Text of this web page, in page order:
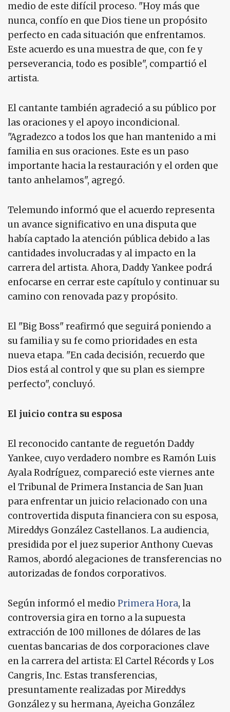
medio de este difícil proceso. "Hoy más que
nunca, confío en que Dios tiene un propósito
perfecto en cada situación que enfrentamos.
Este acuerdo es una muestra de que, con fe y
perseverancia, todo es posible", compartió el
artista.
El cantante también agradeció a su público por
las oraciones y el apoyo incondicional.
"Agradezco a todos los que han mantenido a mi
familia en sus oraciones. Este es un paso
importante hacia la restauración y el orden que
tanto anhelamos", agregó.
Telemundo informó que el acuerdo representa
un avance significativo en una disputa que
había captado la atención pública debido a las
cantidades involucradas y al impacto en la
carrera del artista. Ahora, Daddy Yankee podrá
enfocarse en cerrar este capítulo y continuar su
camino con renovada paz y propósito.
El "Big Boss" reafirmó que seguirá poniendo a
su familia y su fe como prioridades en esta
nueva etapa. "En cada decisión, recuerdo que
Dios está al control y que su plan es siempre
perfecto", concluyó.
El juicio contra su esposa
El reconocido cantante de reguetón Daddy
Yankee, cuyo verdadero nombre es Ramón Luis
Ayala Rodríguez, compareció este viernes ante
el Tribunal de Primera Instancia de San Juan
para enfrentar un juicio relacionado con una
controvertida disputa financiera con su esposa,
Mireddys González Castellanos. La audiencia,
presidida por el juez superior Anthony Cuevas
Ramos, abordó alegaciones de transferencias no
autorizadas de fondos corporativos.
Según informó el medio Primera Hora, la
controversia gira en torno a la supuesta
extracción de 100 millones de dólares de las
cuentas bancarias de dos corporaciones clave
en la carrera del artista: El Cartel Récords y Los
Cangris, Inc. Estas transferencias,
presuntamente realizadas por Mireddys
González y su hermana, Ayeicha González